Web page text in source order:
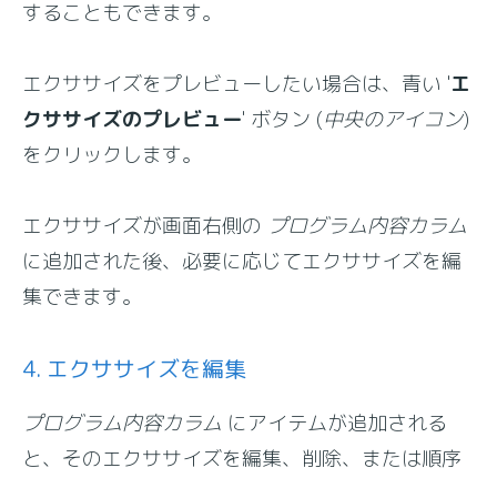
することもできます。
エクササイズをプレビューしたい場合は、青い 'エ
クササイズのプレビュー' ボタン (中央のアイコン)
をクリックします。
エクササイズが画面右側の プログラム内容カラム
に追加された後、必要に応じてエクササイズを編
集できます。
4. エクササイズを編集
プログラム内容カラム にアイテムが追加される
と、そのエクササイズを編集、削除、または順序